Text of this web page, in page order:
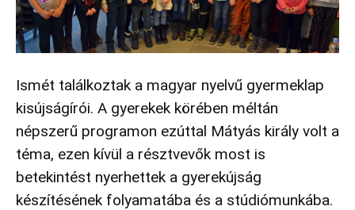
Ismét találkoztak a magyar nyelvű gyermeklap
kisújságírói. A gyerekek körében méltán
népszerű programon ezúttal Mátyás király volt a
téma, ezen kívül a résztvevők most is
betekintést nyerhettek a gyerekújság
készítésének folyamatába és a stúdiómunkába.